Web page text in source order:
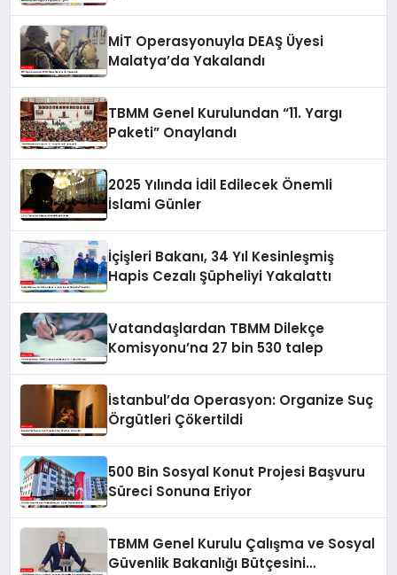
MİT Operasyonuyla DEAŞ Üyesi
Malatya’da Yakalandı
TBMM Genel Kurulundan “11. Yargı
Paketi” Onaylandı
2025 Yılında İdil Edilecek Önemli
İslami Günler
İçişleri Bakanı, 34 Yıl Kesinleşmiş
Hapis Cezalı Şüpheliyi Yakalattı
Vatandaşlardan TBMM Dilekçe
Komisyonu’na 27 bin 530 talep
İstanbul’da Operasyon: Organize Suç
Örgütleri Çökertildi
500 Bin Sosyal Konut Projesi Başvuru
Süreci Sonuna Eriyor
TBMM Genel Kurulu Çalışma ve Sosyal
Güvenlik Bakanlığı Bütçesini